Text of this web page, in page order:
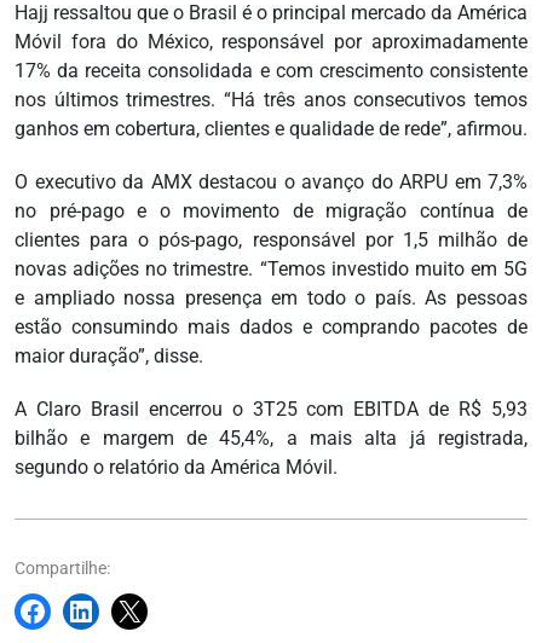
Hajj ressaltou que o Brasil é o principal mercado da América
Móvil fora do México, responsável por aproximadamente
17% da receita consolidada e com crescimento consistente
nos últimos trimestres. “Há três anos consecutivos temos
ganhos em cobertura, clientes e qualidade de rede”, afirmou.
O executivo da AMX destacou o avanço do ARPU em 7,3%
no pré-pago e o movimento de migração contínua de
clientes para o pós-pago, responsável por 1,5 milhão de
novas adições no trimestre. “Temos investido muito em 5G
e ampliado nossa presença em todo o país. As pessoas
estão consumindo mais dados e comprando pacotes de
maior duração”, disse.
A Claro Brasil encerrou o 3T25 com EBITDA de R$ 5,93
bilhão e margem de 45,4%, a mais alta já registrada,
segundo o relatório da América Móvil.
Compartilhe: